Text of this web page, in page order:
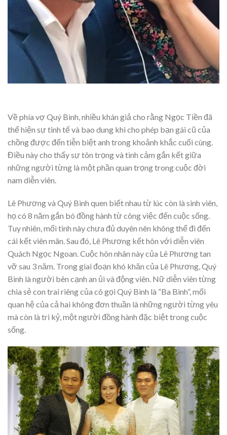
Về phía vợ Quý Bình, nhiều khán giả cho rằng Ngọc Tiền đã
thể hiện sự tinh tế và bao dung khi cho phép bạn gái cũ của
chồng được đến tiễn biệt anh trong khoảnh khắc cuối cùng.
Điều này cho thấy sự tôn trọng và tình cảm gắn kết giữa
những người từng là một phần quan trọng trong cuộc đời
nam diễn viên.
Lê Phương và Quý Bình quen biết nhau từ lúc còn là sinh viên,
họ có 8 năm gắn bó đồng hành từ công việc đến cuộc sống.
Tuy nhiên, mối tình này chưa đủ duyên nên không thể đi đến
cái kết viên mãn. Sau đó, Lê Phương kết hôn với diễn viên
Quách Ngọc Ngoan. Cuộc hôn nhân này của Lê Phương tan
vỡ sau 3 năm. Trong giai đoạn khó khăn của Lê Phương, Quý
Bình là người bên cạnh an ủi và động viên. Nữ diễn viên từng
chia sẻ con trai riêng của cô gọi Quý Bình là “Ba Bình”, mối
quan hệ của cả hai không đơn thuần là những người từng yêu
mà còn là tri kỷ, một người đồng hành đặc biệt trong cuộc
sống.